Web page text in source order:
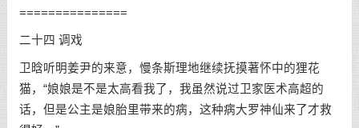
===============
二十四 调戏
卫晗听明姜尹的来意，慢条斯理地继续抚摸著怀中的狸花
猫，“娘娘是不是太高看我了，我虽然说过卫家医术高超的
话，但是公主是娘胎里带来的病，这种病大罗神仙来了才救